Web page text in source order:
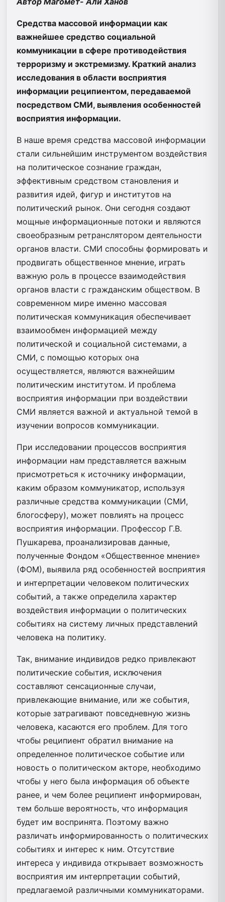
Средства массовой информации как
важнейшее средство социальной
коммуникации в сфере противодействия
терроризму и экстремизму. Краткий анализ
исследования в области восприятия
информации реципиентом, передаваемой
посредством СМИ, выявления особенностей
восприятия информации.
В наше время средства массовой информации
стали сильнейшим инструментом воздействия
на политическое сознание граждан,
эффективным средством становления и
развития идей, фигур и институтов на
политический рынок. Они сегодня создают
мощные информационные потоки и являются
своеобразным ретранслятором деятельности
органов власти. СМИ способны формировать и
продвигать общественное мнение, играть
важную роль в процессе взаимодействия
органов власти с гражданским обществом. В
современном мире именно массовая
политическая коммуникация обеспечивает
взаимообмен информацией между
политической и социальной системами, а
СМИ, с помощью которых она
осуществляется, являются важнейшим
политическим институтом. И проблема
восприятия информации при воздействии
СМИ является важной и актуальной темой в
изучении вопросов коммуникации.
При исследовании процессов восприятия
информации нам представляется важным
присмотреться к источнику информации,
каким образом коммуникатор, используя
различные средства коммуникации (СМИ,
блогосферу), может повлиять на процесс
восприятия информации. Профессор Г.В.
Пушкарева, проанализировав данные,
полученные Фондом «Общественное мнение»
(ФОМ), выявила ряд особенностей восприятия
и интерпретации человеком политических
событий, а также определила характер
воздействия информации о политических
событиях на систему личных представлений
человека на политику.
Так, внимание индивидов редко привлекают
политические события, исключения
составляют сенсационные случаи,
привлекающие внимание, или же события,
которые затрагивают повседневную жизнь
человека, касаются его проблем. Для того
чтобы реципиент обратил внимание на
определенное политическое событие или
новость о политическом акторе, необходимо
чтобы у него была информация об объекте
ранее, и чем более реципиент информирован,
тем больше вероятность, что информация
будет им воспринята. Поэтому важно
различать информированность о политических
событиях и интерес к ним. Отсутствие
интереса у индивида открывает возможность
восприятия им интерпретации событий,
предлагаемой различными коммуникаторами.